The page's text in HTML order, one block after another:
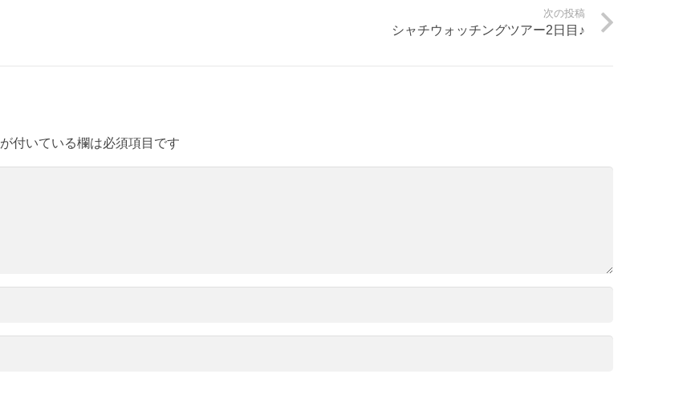
次の投稿
シャチウォッチングツアー2日目♪
が付いている欄は必須項目です